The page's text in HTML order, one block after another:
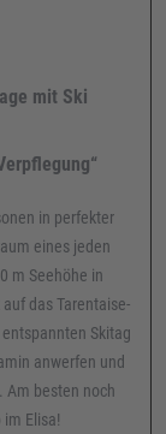
mit Ski
in perfekter
eines jeden
m Seehöhe in
das Tarentaise-
Skitag
anwerfen und
Am besten noch
Elisa!